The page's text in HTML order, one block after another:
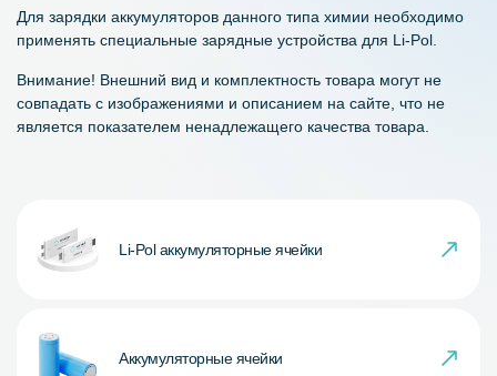
Для зарядки аккумуляторов данного типа химии необходимо
применять специальные зарядные устройства для Li-Pol.
Внимание! Внешний вид и комплектность товара могут не
совпадать с изображениями и описанием на сайте, что не
является показателем ненадлежащего качества товара.
Li-Pol аккумуляторные ячейки
Аккумуляторные ячейки